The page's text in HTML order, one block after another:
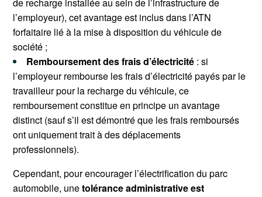
de recharge installée au sein de l’infrastructure de
l’employeur), cet avantage est inclus dans l’ATN
forfaitaire lié à la mise à disposition du véhicule de
société ;
Remboursement des frais d’électricité : si
l’employeur rembourse les frais d’électricité payés par le
travailleur pour la recharge du véhicule, ce
remboursement constitue en principe un avantage
distinct (sauf s’il est démontré que les frais remboursés
ont uniquement trait à des déplacements
professionnels).
Cependant, pour encourager l’électrification du parc
automobile, unetolérance administrative est